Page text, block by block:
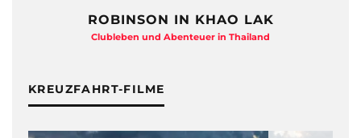
ROBINSON IN KHAO LAK
Clubleben und Abenteuer in Thailand
KREUZFAHRT-FILME